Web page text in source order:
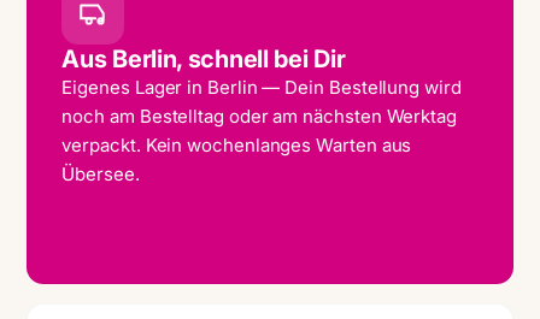
Aus Berlin, schnell bei Dir
Eigenes Lager in Berlin — Dein Bestellung wird
noch am Bestelltag oder am nächsten Werktag
verpackt. Kein wochenlanges Warten aus
Übersee.